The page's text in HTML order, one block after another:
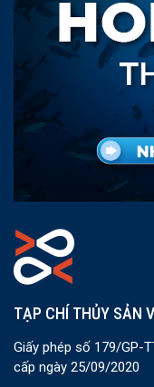
TẠP CHÍ THỦY SẢN
Giấy phép số 179/GP-
cấp ngày 25/09/2020